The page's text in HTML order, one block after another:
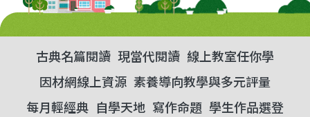
古典名篇閱讀 現當代閱讀 線上教室任你學
因材網線上資源 素養導向教學與多元評量
每月輕經典 自學天地 寫作命題 學生作品選登